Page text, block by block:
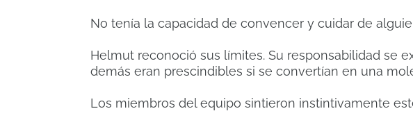
No tenía la capacidad de convencer y cuidar de
Helmut reconoció sus límites. Su responsabilidad se
demás eran prescindibles si se convertían en una
Los miembros del equipo sintieron instintivamente